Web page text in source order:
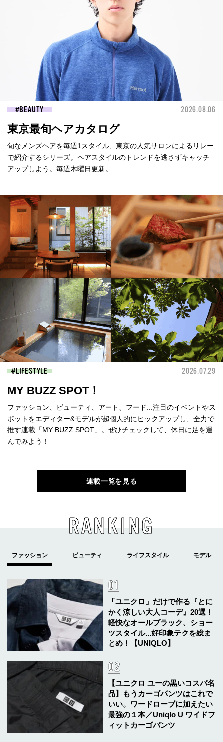
BEAUTY 2026.08.06
東京最旬ヘアカタログ
旬なメンズヘアを毎週1スタイル、東京の人気サロンによるリレー
で紹介するシリーズ。ヘアスタイルのトレンドを逃さずキャッチ
アップしよう。毎週木曜日更新。
LIFESTYLE 2026.07.29
MY BUZZ SPOT！
ファッション、ビューティ、アート、フード...注目のイベントやス
ポットをエディター&モデルが超個人的にピックアップし、全力で
推す連載「MY BUZZ SPOT」。ぜひチェックして、休日に足を運
んでみよう！
連載一覧を見る
RANKING
「ユニクロ」だけで作る『とに
かく涼しい大人コーデ』20選！
軽快なオールブラック、ショー
ツスタイル...好印象テクを総ま
とめ！【UNIQLO】
【ユニクロ ユーの黒いコスパ名
品】もうカーゴパンツはこれで
いい。ワードローブに加えたい
最強の１本／Uniqlo U ワイドフ
ィットカーゴパンツ